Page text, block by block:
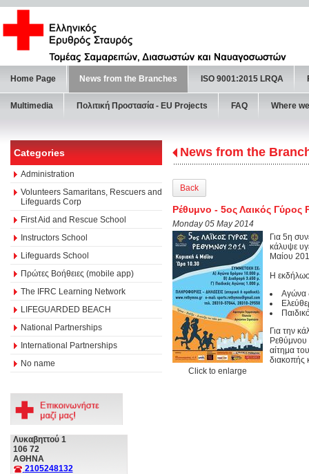
Home Page News from the Branches ISO 9001:2015 LRQA
Multimedia Πολιτική Προστασία - ΕU Projects FAQ Where
Categories
Administration
Volunteers Samaritans, Rescuers and
Lifeguards Corp
First Aid and Rescue School
Instructors School
Lifeguards School
Πρώτες Βοήθειες (mobile app)
The IFRC Learning Network
LIFEGUARDED BEACH
National Partnerships
International Partnerships
No name
Λυκαβηττού 1
106 72
ΑΘΗΝΑ
2105248132
News from the
Back
Ρέθυμνο - 5ος Λαικός Γύρος
Monday 05 May 2014
Click to enlarge
Για 5η
κάλυψε
Μαίου
Η
Αγώνα
Για την
Ρεθύμνου
αίτημα
διακοπής